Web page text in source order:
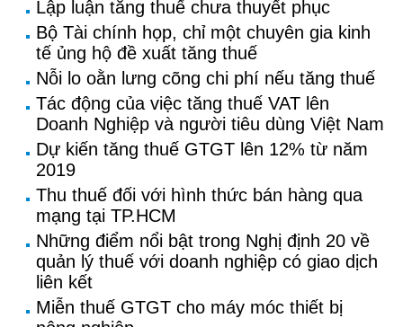
Lập luận tăng thuế chưa thuyết phục
Bộ Tài chính họp, chỉ một chuyên gia kinh
tế ủng hộ đề xuất tăng thuế
Nỗi lo oằn lưng cõng chi phí nếu tăng thuế
Tác động của việc tăng thuế VAT lên
Doanh Nghiệp và người tiêu dùng Việt Nam
Dự kiến tăng thuế GTGT lên 12% từ năm
2019
Thu thuế đối với hình thức bán hàng qua
mạng tại TP.HCM
Những điểm nổi bật trong Nghị định 20 về
quản lý thuế với doanh nghiệp có giao dịch
liên kết
Miễn thuế GTGT cho máy móc thiết bị